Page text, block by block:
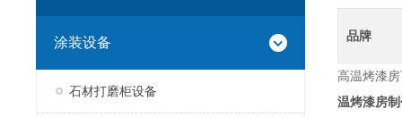
涂装设备
石材打磨柜设备
品牌
高温烤漆
温烤漆房